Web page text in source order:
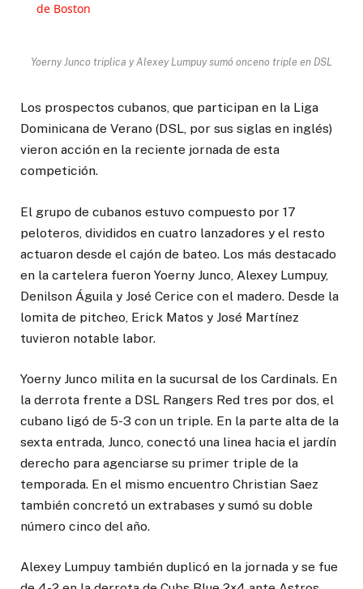
de Boston
Yoerny Junco triplica y Alexey Lumpuy sumó onceno triple en DSL
Los prospectos cubanos, que participan en la Liga
Dominicana de Verano (DSL, por sus siglas en inglés)
vieron acción en la reciente jornada de esta
competición.
El grupo de cubanos estuvo compuesto por 17
peloteros, divididos en cuatro lanzadores y el resto
actuaron desde el cajón de bateo. Los más destacado
en la cartelera fueron Yoerny Junco, Alexey Lumpuy,
Denilson Águila y José Cerice con el madero. Desde la
lomita de pitcheo, Erick Matos y José Martínez
tuvieron notable labor.
Yoerny Junco milita en la sucursal de los Cardinals. En
la derrota frente a DSL Rangers Red tres por dos, el
cubano ligó de 5-3 con un triple. En la parte alta de la
sexta entrada, Junco, conectó una linea hacia el jardín
derecho para agenciarse su primer triple de la
temporada. En el mismo encuentro Christian Saez
también concretó un extrabases y sumó su doble
número cinco del año.
Alexey Lumpuy también duplicó en la jornada y se fue